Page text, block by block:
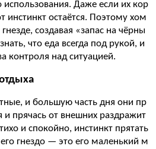
Даже если их кор
инстинкт остаётся. Поэтому хом
создавая «запас на чёрны
что еда всегда под рукой, и
контроля над ситуацией.
и большую часть дня они пр
и прячась от внешних раздражит
и спокойно, инстинкт прятать
гнездо — это его маленький м